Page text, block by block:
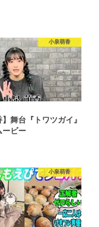
小泉萌香
】舞台『トワツガイ』
ービー
小泉萌香